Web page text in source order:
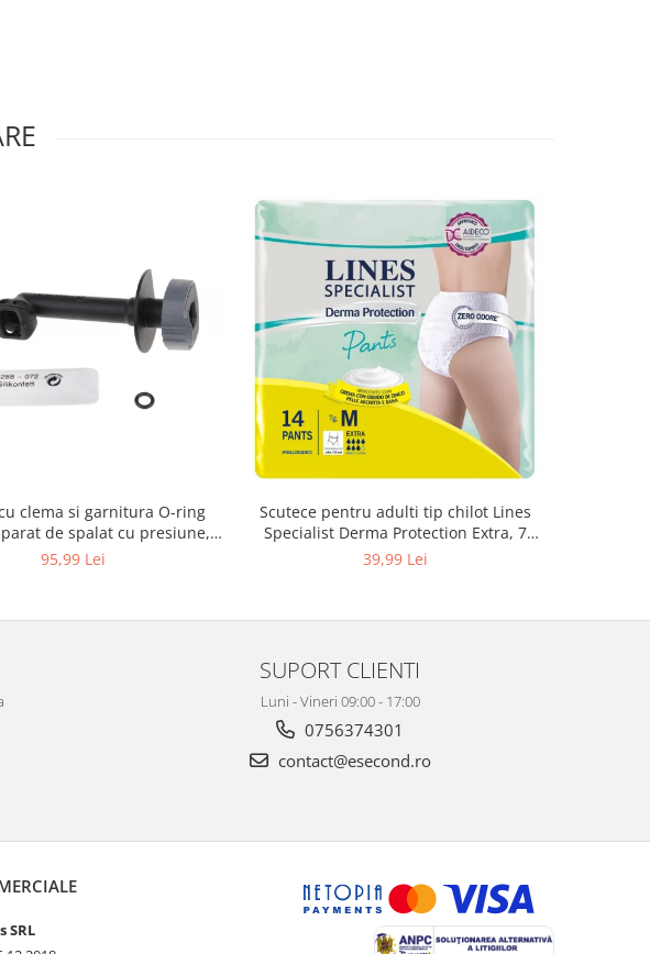
clema si garnitura O-ring
de spalat cu presiune,
4.064-047.0, K2, K3, K4
95,99 Lei
Scutece pentru adulti tip chilot Lines
Specialist Derma Protection Extra, 7
picaturi, marimea M, 14 bucati
39,99 Lei
SUPORT CLIENTI
Luni - Vineri 09:00 - 17:00
0756374301
contact@esecond.ro
SRL